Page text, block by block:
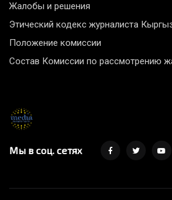
Жалобы и решения
Этический кодекс журналиста
Положение комиссии
Состав Комиссии по рассмотрению
Мы в соц. сетях